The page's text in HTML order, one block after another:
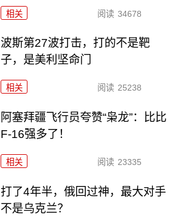
相关 阅读 34678
波斯第27波打击，打的不是靶
子，是美利坚命门
相关 阅读 25238
阿塞拜疆飞行员夸赞“枭龙”：比比
F-16强多了！
相关 阅读 23335
打了4年半，俄回过神，最大对手
不是乌克兰？